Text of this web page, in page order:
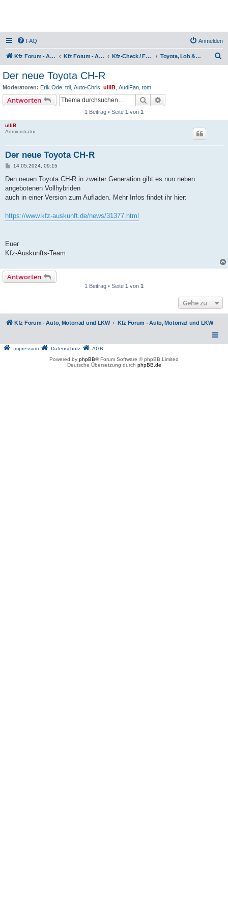
FAQ Anmelden
Kfz Forum - Auto, Motorrad und LKW Kfz Forum - Auto, Motorrad und LKW Kfz-Check / Fahrzeugbewertung / Lob & Tadel / Berichte & Erfahrungen Toyota, Lob & Kritik
Der neue Toyota CH-R
Moderatoren: Erik.Ode tdi Auto-Chris ulliB AudiFan tom
Antworten Suche
1 Beitrag • Seite 1 von 1
ulliB
Administrator
Der neue Toyota CH-R
B
i
r
a
14.05.2024, 09:15
Den neuen Toyota CH-R in zweiter Generation gibt es nun neben
angebotenen Vollhybriden
auch in einer Version zum Aufladen. Mehr Infos findet ihr hier:
https://www.kfz-auskunft.de/news/31377.html
Euer
Kfz-Auskunfts-Team
Antworten
1 Beitrag • Seite 1 von 1
Gehe zu
Kfz Forum - Auto, Motorrad und LKW Kfz Forum - Auto, Motorrad und LKW
Impressum Datenschutz
AGB
Powered by phpBB® Forum Software © phpBB Limited
Deutsche Übersetzung durch phpBB.de